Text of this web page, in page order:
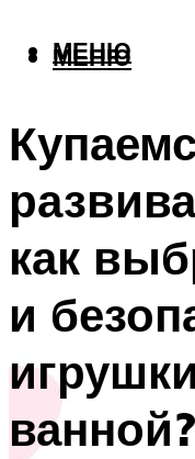
МЕНЮ
МЕНЮ
как
и
ванной?